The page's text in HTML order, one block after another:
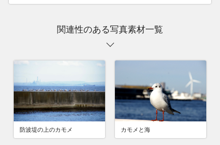
関連性のある写真素材一覧
防波堤の上のカモメ カモメと海